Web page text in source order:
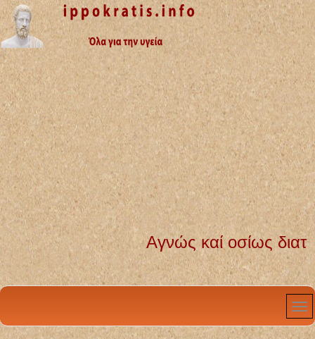
Αγνώς καί οσίως διατηρήσω